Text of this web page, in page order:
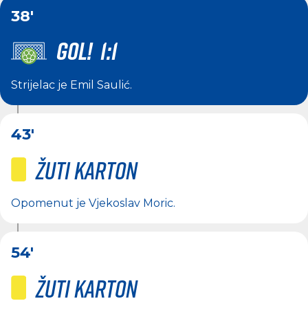
38'
GOL! 1:1
Strijelac je Emil Saulić.
43'
Žuti karton
Opomenut je Vjekoslav Moric.
54'
Žuti karton